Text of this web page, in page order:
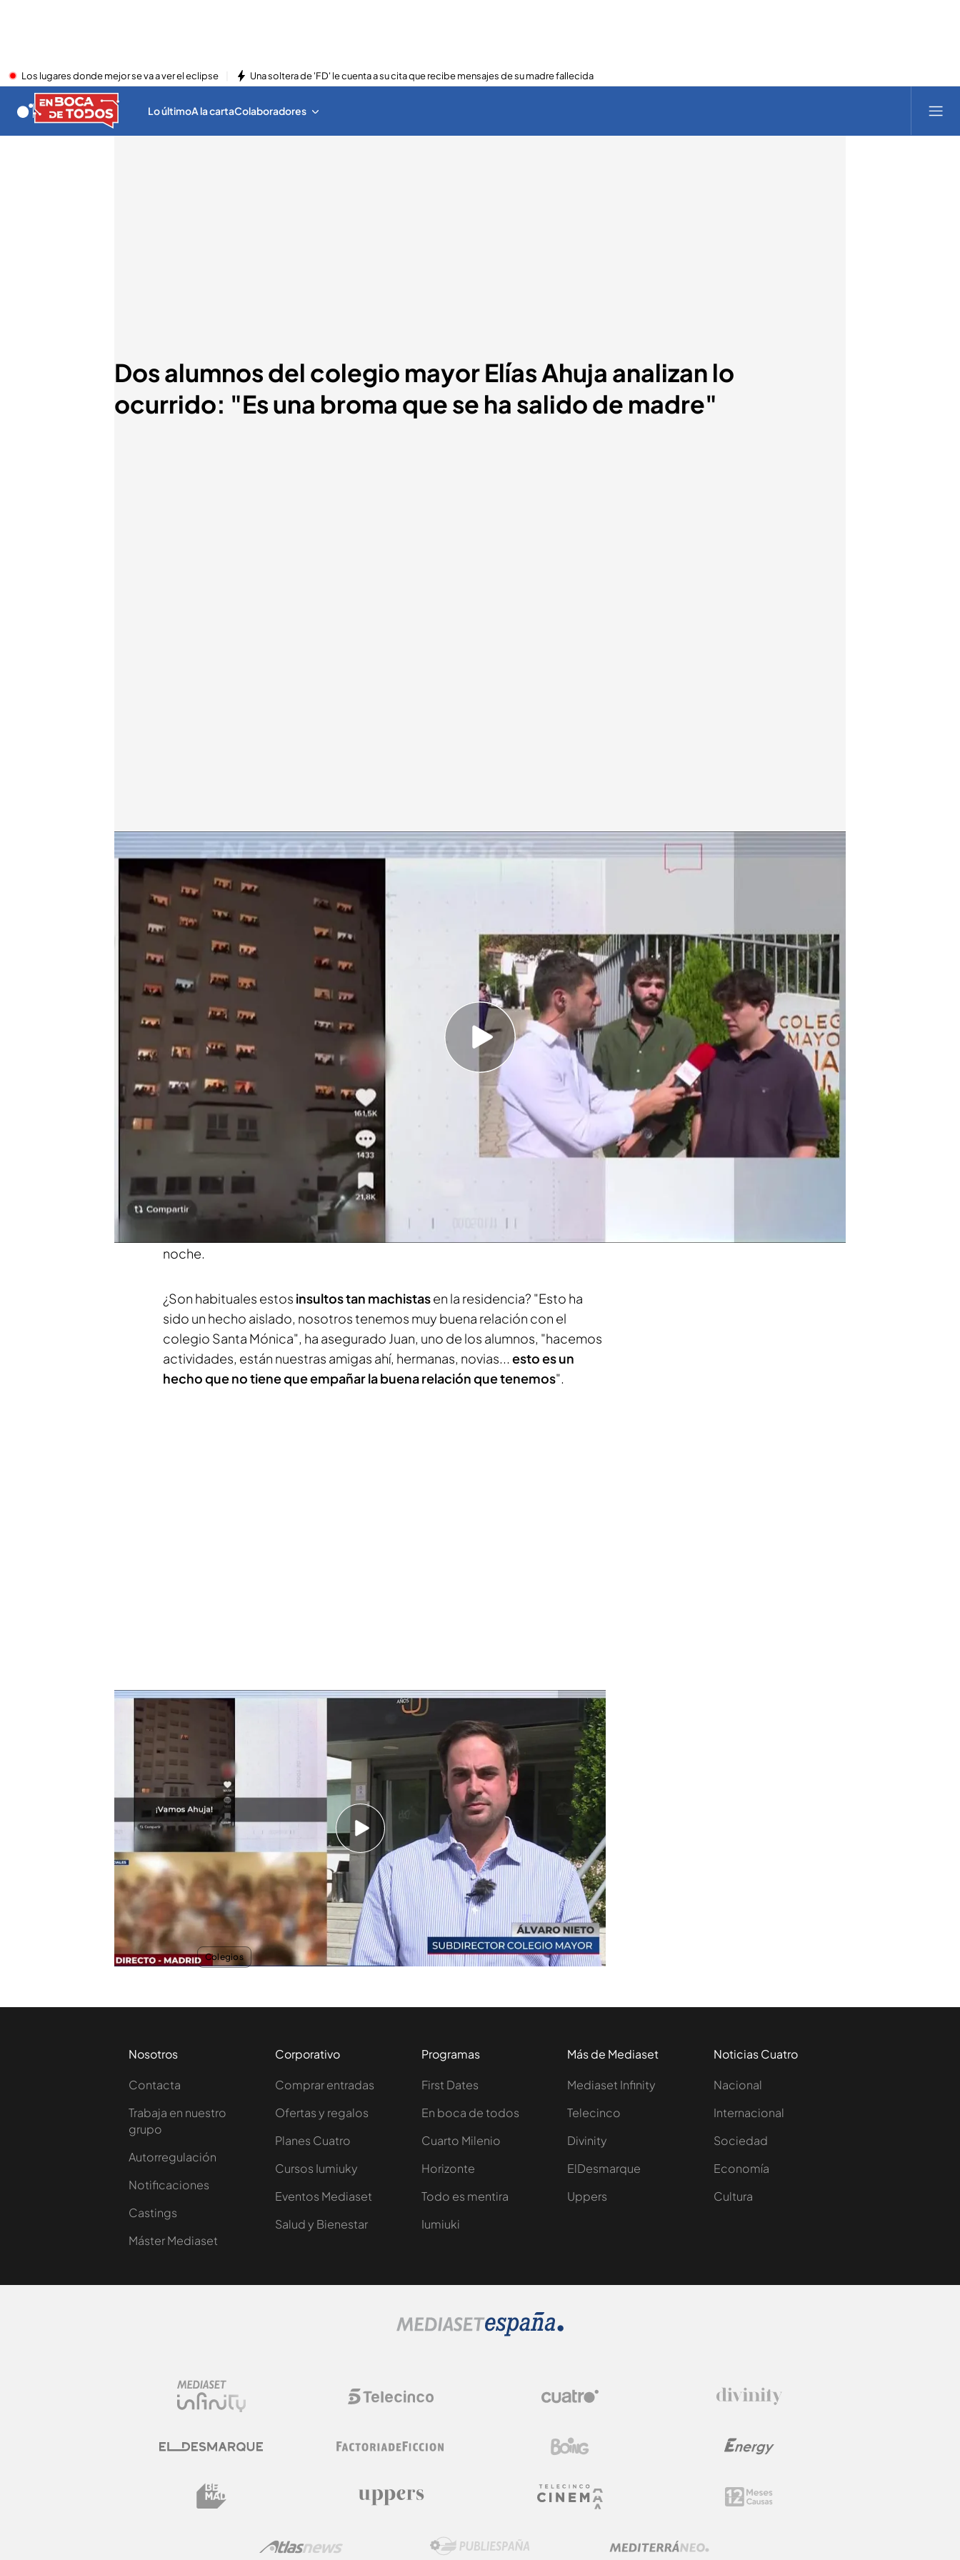
Los lugares donde mejor se va a ver el eclipse Una soltera de 'FD' le cuenta a su cita que recibe mensajes de su madre fallecida
Lo últimoA la cartaColaboradores
Dos alumnos del colegio mayor Elías Ahuja analizan lo
ocurrido: "Es una broma que se ha salido de madre"
Juan y Pascual, residentes del colegio mayor Elías Ahuja en Madrid
En boca de todos
06 OCT 2022 - 15:36h.
Subdirector Colegio Mayor Elías Ahuja condena los hechos y adelanta
que se van a realizar "tareas de concienciación": "La gravedad no es
que haya un vídeo, la gravedad son los hechos"
La dirección del colegio mayor Elías Ahuja ha expulsado al alumno que
profirió los cánticos machistas
Compartir
Tras conocerse los hechos que ocurrieron el pasado domingo en el
colegio mayor Elías Ahujaen Madrid, adscrito a la Universidad
Complutense, donde los estudiantes gritaron insultos y acosaron a las
estudiantes del colegio mayor femenino
todos' ha podido hablar con dos de los alumnos de este centro (han
pedido que no se les preguntara en directo) sobre lo que sucedió esa
noche.
¿Son habituales estos insultos tan machistasen la residencia? "Esto ha
sido un hecho aislado, nosotros tenemos muy buena relación con el
colegio Santa Mónica", ha asegurado Juan, uno de los alumnos, "hacemos
actividades, están nuestras amigas ahí, hermanas, novias... esto es un
hecho que no tiene que empañar la buena relación que tenemos".
Subdirector Colegio Mayor Elías Ahuja condena los hechos y adelanta que se van a realizar "tareas de concienciación"
Gritos machistas en el colegio mayor Elías Ahuja
Para Pascual, otro de los residentes,"es una broma que se ha salido de
madre" y "es completamente injustificable". Aunque ellos no participaron
en el vídeo, ha explicado que por parte del centro, como "desde los
colegiales y la dirección estamos intentando solucionarlo de la mejor
forma posible".
Han reconocido que una vez al año se realizancánticospero "sin ningún
tipo de insulto y sin ningún tipo de falta de respeto, al fin y al cabo son
nuestras amigas y no queremos faltarles al respeto", ha apuntado.
TEMAS Colegios
Nosotros
Contacta
Trabaja en nuestro
grupo
Autorregulación
Notificaciones
Castings
Máster Mediaset
Corporativo
Comprar entradas
Ofertas y regalos
Planes Cuatro
Cursos Iumiuky
Eventos Mediaset
Salud y Bienestar
Programas
First Dates
En boca de todos
Cuarto Milenio
Horizonte
Todo es mentira
Iumiuki
Más de Mediaset
Mediaset Infinity
Telecinco
Divinity
ElDesmarque
Uppers
Noticias Cuatro
Nacional
Internacional
Sociedad
Economía
Cultura